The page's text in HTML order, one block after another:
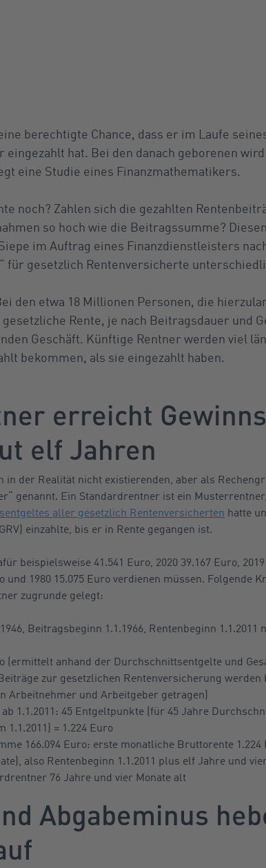
berechtigte Chance, dass er im Laufe
eingezahlt hat. Bei den danach geborenen
eine Studie eines Finanzmathematikers.
noch? Zahlen sich die gezahlten
so hoch wie die Beitragssumme?
im Auftrag eines Finanzdienstleisters
für gesetzlich Rentenversicherte
den etwa 18 Millionen Personen, die
Rente, je nach Beitragsdauer und
Geschäft. Künftige Rentner werden viel
bekommen, als sie eingezahlt haben.
erreicht
elf Jahren
in der Realität nicht existierenden, aber als
genannt. Ein Standardrentner ist ein
aller gesetzlich Rentenversicherten hatte
einzahlte, bis er in Rente gegangen ist.
beispielsweise 41.541 Euro, 2020 39.167 Euro,
und 1980 15.075 Euro verdienen müssen. Folgende
zugrunde gelegt:
Beitragsbeginn 1.1.1966, Rentenbeginn 1.1.2011
(ermittelt anhand der Durchschnittsentgelte und
zur gesetzlichen Rentenversicherung
Arbeitnehmer und Arbeitgeber getragen)
1.1.2011: 45 Entgeltpunkte (für 45 Jahre
= 1.224 Euro
166.094 Euro: erste monatliche Bruttorente 1.224
also Rentenbeginn 1.1.2011 plus elf Jahre und
76 Jahre und vier Monate alt
Abgabeminus